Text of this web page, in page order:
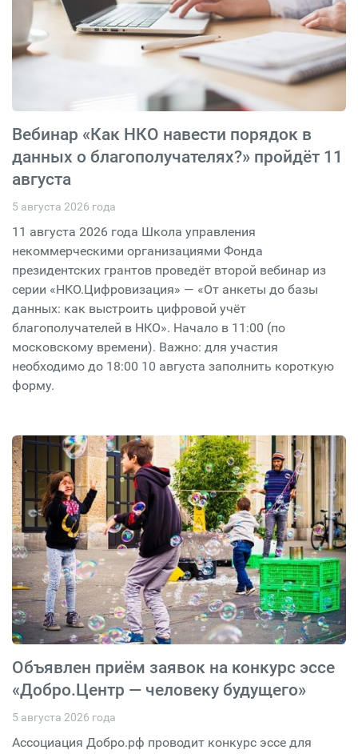
Вебинар «Как НКО навести порядок в
данных о благополучателях?» пройдёт 11
августа
5 августа 2026 года
11 августа 2026 года Школа управления
некоммерческими организациями Фонда
президентских грантов проведёт второй вебинар из
серии «НКО.Цифровизация» — «От анкеты до базы
данных: как выстроить цифровой учёт
благополучателей в НКО». Начало в 11:00 (по
московскому времени). Важно: для участия
необходимо до 18:00 10 августа заполнить короткую
форму.
Объявлен приём заявок на конкурс эссе
«Добро.Центр — человеку будущего»
5 августа 2026 года
Ассоциация Добро.рф проводит конкурс эссе для